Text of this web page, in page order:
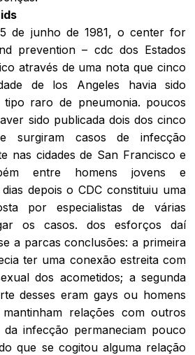
de junho de 1981, o center for
prevention – cdc dos Estados
através de uma nota que cinco
de los Angeles havia sido
raro de pneumonia. poucos
sido publicada dois dos cinco
surgiram casos de infecção
nas cidades de San Francisco e
entre homens jovens e
depois o CDC constituiu uma
por especialistas de várias
os casos. dos esforços daí
a parcas conclusões: a primeira
ter uma conexão estreita com
dos acometidos; a segunda
desses eramgaysou homens
mantinham relações com outros
infecção permaneciam pouco
que se cogitou alguma relação